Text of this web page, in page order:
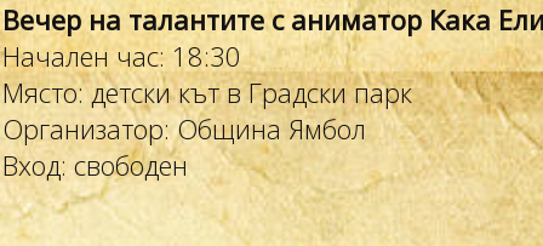
Вечер на талантите с аниматор Кака Ели
Начален час: 18:30
Място: детски кът в Градски парк
Организатор: Община Ямбол
Вход: свободен